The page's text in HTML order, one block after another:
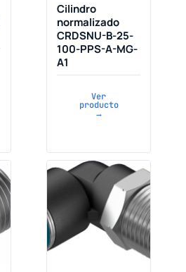
Cilindro
normalizado
CRDSNU-B-25-
100-PPS-A-MG-
A1
Ver
producto
→